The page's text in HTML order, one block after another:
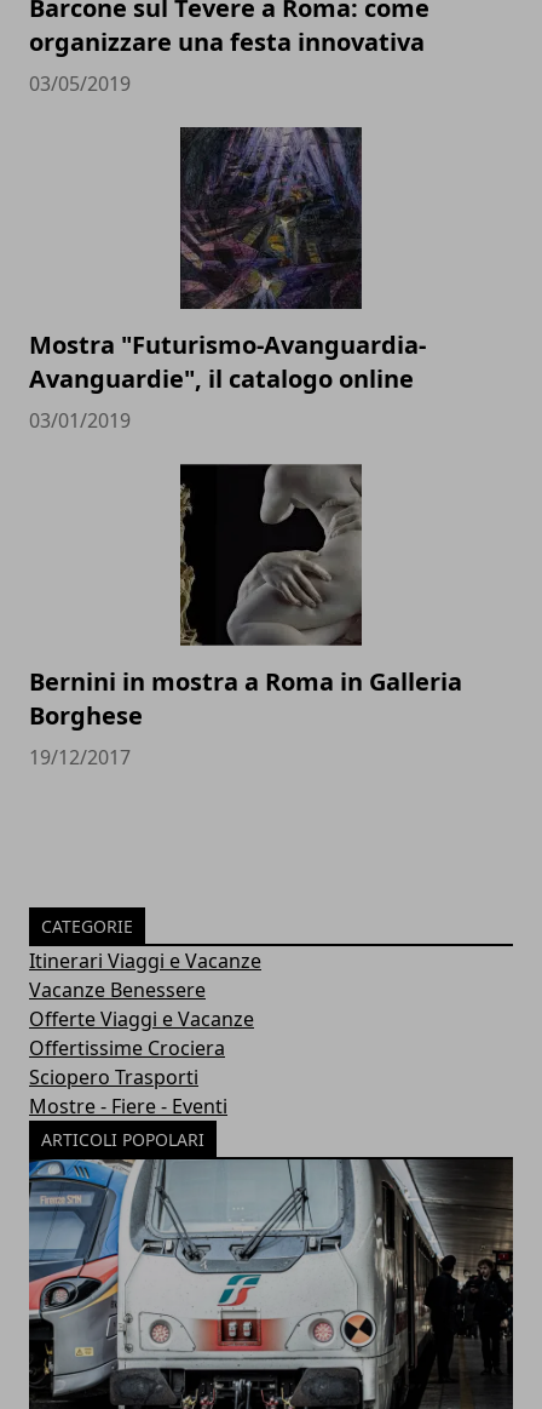
Barcone sul Tevere a Roma: come
organizzare una festa innovativa
03/05/2019
Mostra "Futurismo-Avanguardia-
Avanguardie", il catalogo online
03/01/2019
Bernini in mostra a Roma in Galleria
Borghese
19/12/2017
CATEGORIE
Itinerari Viaggi e Vacanze
Vacanze Benessere
Offerte Viaggi e Vacanze
Offertissime Crociera
Sciopero Trasporti
Mostre - Fiere - Eventi
ARTICOLI POPOLARI